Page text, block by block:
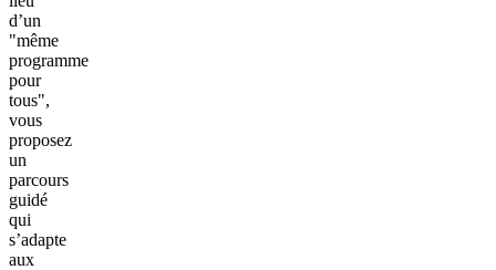
d’un
"même
programme
pour
tous",
vous
proposez
un
parcours
guidé
qui
s’adapte
aux